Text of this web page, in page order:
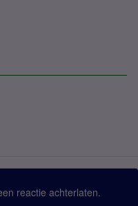
reactie achterlaten.